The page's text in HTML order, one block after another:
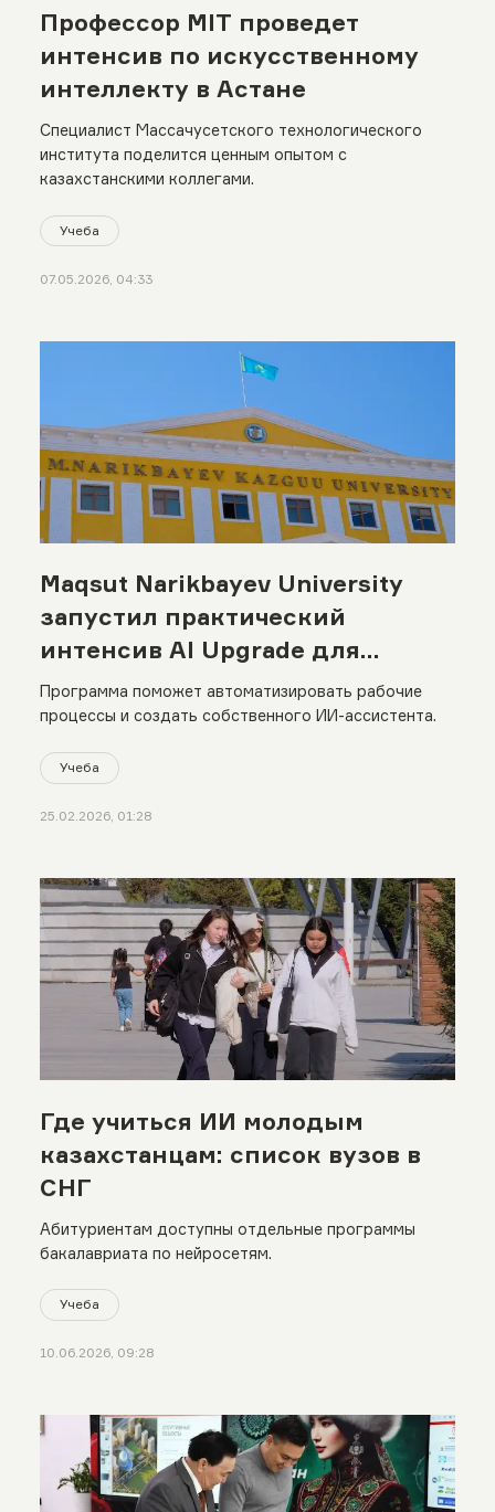
Профессор MIT проведет
интенсив по искусственному
интеллекту в Астане
Специалист Массачусетского технологического
института поделится ценным опытом с
казахстанскими коллегами.
Учеба
07.05.2026, 04:33
Maqsut Narikbayev University
запустил практический
интенсив AI Upgrade для
выпускников
Программа поможет автоматизировать рабочие
процессы и создать собственного ИИ-ассистента.
Учеба
25.02.2026, 01:28
Где учиться ИИ молодым
казахстанцам: список вузов в
СНГ
Абитуриентам доступны отдельные программы
бакалавриата по нейросетям.
Учеба
10.06.2026, 09:28